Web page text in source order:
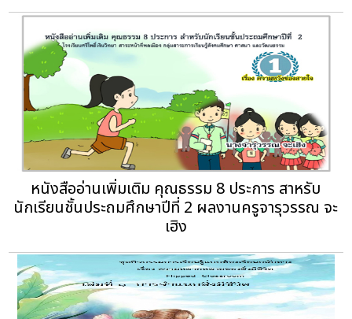
หนังสืออ่านเพิ่มเติม คุณธรรม 8 ประการ สาหรับ
นักเรียนชั้นประถมศึกษาปีที่ 2 ผลงานครูจารุวรรณ จะ
เฮิง